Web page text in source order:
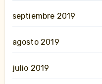
septiembre 2019
agosto 2019
julio 2019